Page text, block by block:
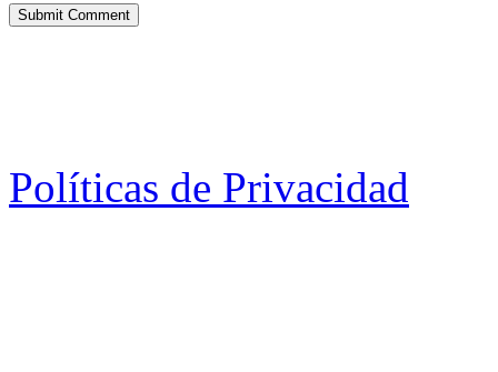
Políticas de Privacidad